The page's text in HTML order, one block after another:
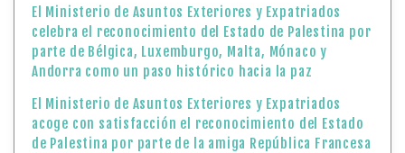
El Ministerio de Asuntos Exteriores y Expatriados
celebra el reconocimiento del Estado de Palestina por
parte de Bélgica, Luxemburgo, Malta, Mónaco y
Andorra como un paso histórico hacia la paz
El Ministerio de Asuntos Exteriores y Expatriados
acoge con satisfacción el reconocimiento del Estado
de Palestina por parte de la amiga República Francesa